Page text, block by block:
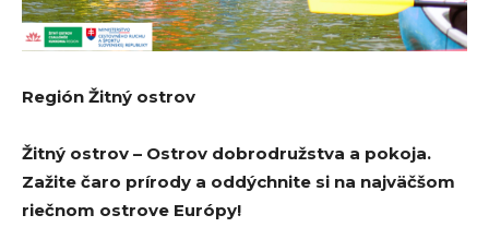
Región Žitný ostrov
Žitný ostrov – Ostrov dobrodružstva a pokoja.
Zažite čaro prírody a oddýchnite si na najväčšom
riečnom ostrove Európy!